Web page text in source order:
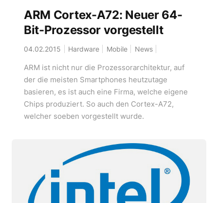
ARM Cortex-A72: Neuer 64-
Bit-Prozessor vorgestellt
04.02.2015 Hardware Mobile News
ARM ist nicht nur die Prozessorarchitektur, auf
der die meisten Smartphones heutzutage
basieren, es ist auch eine Firma, welche eigene
Chips produziert. So auch den Cortex-A72,
welcher soeben vorgestellt wurde.